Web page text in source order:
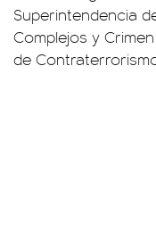
Superintendencia
Complejos y
de